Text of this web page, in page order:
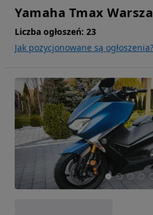
Yamaha Tmax
Liczba ogłoszeń: 23
Jak pozycjonowane są ogłoszenia?